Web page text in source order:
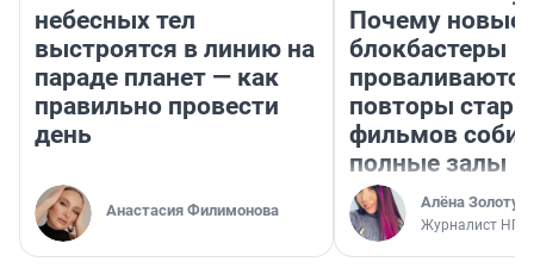
небесных тел
выстроятся в линию на
параде планет — как
правильно провести
день
Анастасия Филимонова
Почему новые
блокбастеры
повторы
фильмов
полные залы
Алёна
Журналист НГС